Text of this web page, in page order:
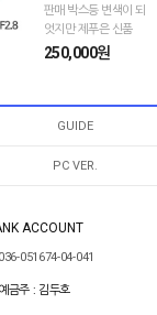
판매 박스등 변색이 되
엇지만 제푸은 신품
250,000원
GUIDE
PC VER.
ACCOUNT
051674-04-041
예금주 : 김두호